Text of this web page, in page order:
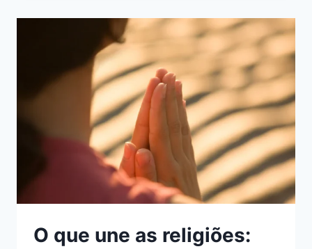
O
CAMINHO
ESPIRITUAL
DO
OUTRO
O que une as religiões: